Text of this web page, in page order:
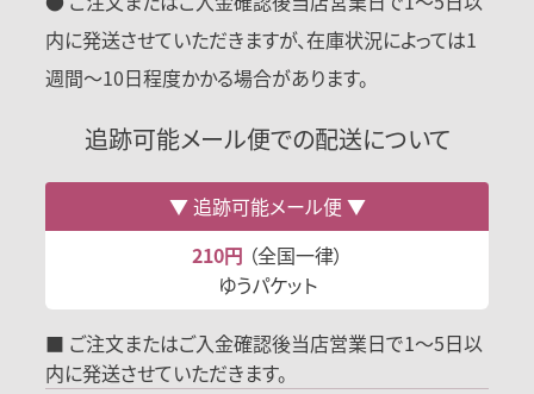
内に発送させていただきますが、在庫状況によっては1
週間〜10日程度かかる場合があります。
追跡可能メール便での配送について
追跡可能メール便
210円 （全国一律）
ゆうパケット
■ ご注文またはご入金確認後当店営業日で1～5日以
内に発送させていただきます。